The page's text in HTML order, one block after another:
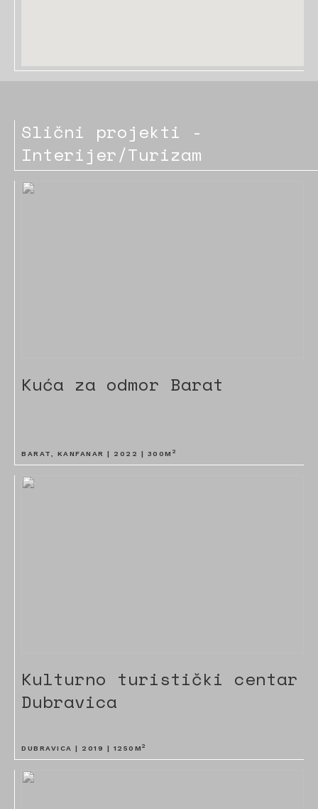
Slični projekti -
Interijer/Turizam
Kuća za odmor Barat
BARAT, KANFANAR | 2022 300M 2
Kulturno turistički centar
Dubravica
DUBRAVICA | 2019 1250 M 2